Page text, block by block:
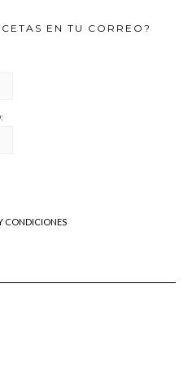
EN TU CORREO?
CONDICIONES